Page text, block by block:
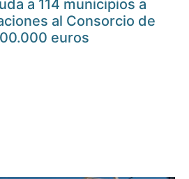
a 114 municipios a
al Consorcio de
euros